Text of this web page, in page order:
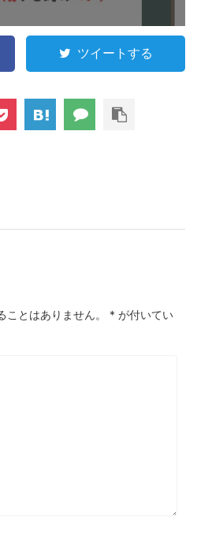
ツイートする
ことはありません。 * が付いてい